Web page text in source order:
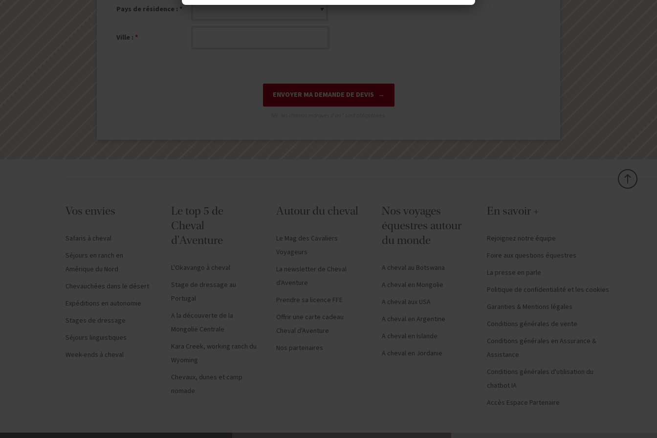
Pays de résidence :
Ville :
ENVOYER MA DEMANDE DE DEVIS
Vos envies
Safaris à cheval
Séjours en ranch en
Amérique du Nord
Chevauchées dans le désert
Expéditions en autonomie
Stages de dressage
Séjours linguistiques
Week-ends à cheval
Le top 5 de
Cheval
d'Aventure
L'Okavango à cheval
Stage de dressage au
Portugal
A la découverte de la
Mongolie Centrale
Kara Creek, working ranch du
Wyoming
Chevaux, dunes et camp
nomade
Autour du cheval
Le Mag des Cavaliers
Voyageurs
La newsletter de Cheval
d'Aventure
Prendre sa licence FFE
Offrir une carte cadeau
Cheval d'Aventure
Nos partenaires
Nos voyages
équestres autour
du monde
A cheval au Botswana
A cheval en Mongolie
A cheval aux USA
A cheval en Argentine
A cheval en Islande
A cheval en Jordanie
En savoir +
Rejoignez notre équipe
Foire aux questions équestres
La presse en parle
Politique de confidentialité et les cookies
Garanties & Mentions légales
Conditions générales de vente
Conditions générales en Assurance &
Assistance
Conditions générales d'utilisation du
chatbot IA
Accès Espace Partenaire